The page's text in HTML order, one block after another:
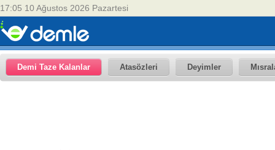
17:05 10 Ağustos 2026 Pazartesi
Demi Taze Kalanlar Atasözleri Deyimler